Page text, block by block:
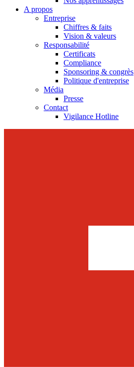
A propos
Entreprise
Chiffres & faits
Vision & valeurs
Responsabilité
Certificats
Compliance
Sponsoring & congrès
Politique d'entreprise
Média
Presse
Contact
Vigilance Hotline